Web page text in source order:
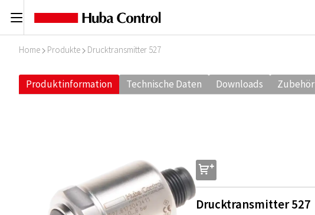
C
Home I Produkte I Drucktransmitter 527
Produktinformation Technische Daten Downloads Zubehör
s
Drucktransmitter 527